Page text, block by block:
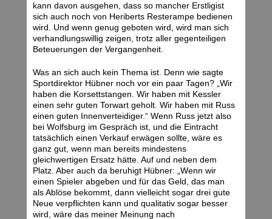
kann davon ausgehen, dass so mancher Erstligist
sich auch noch von Heriberts Resterampe bedienen
wird. Und wenn genug geboten wird, wird man sich
verhandlungswillig zeigen, trotz aller gegenteiligen
Beteuerungen der Vergangenheit.
Was an sich auch kein Thema ist. Denn wie sagte
Sportdirektor Hübner noch vor ein paar Tagen? „Wir
haben die Korsettstangen. Wir haben mit Kessler
einen sehr guten Torwart geholt. Wir haben mit Russ
einen guten Innenverteidiger.“ Wenn Russ jetzt also
bei Wolfsburg im Gespräch ist, und die Eintracht
tatsächlich einen Verkauf erwägen sollte, wäre es
ganz gut, wenn man bereits mindestens
gleichwertigen Ersatz hätte. Auf und neben dem
Platz. Aber auch da beruhigt Hübner: „Wenn wir
einen Spieler abgeben und für das Geld, das man
als Ablöse bekommt, dann vielleicht sogar drei gute
Neue verpflichten kann und qualitativ sogar besser
wird, wäre das meiner Meinung nach